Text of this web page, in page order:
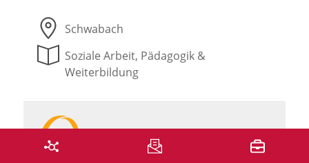
Schwabach
Soziale Arbeit, Pädagogik &
Weiterbildung